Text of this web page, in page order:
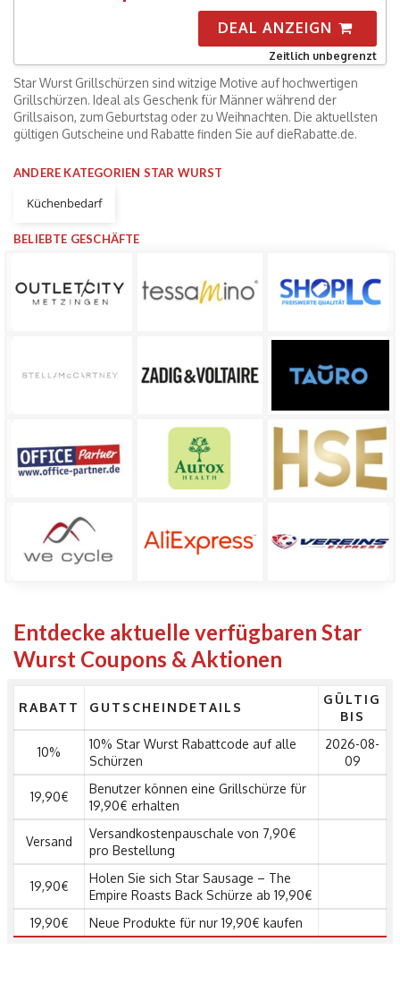
DEAL ANZEIGN
Zeitlich unbegrenzt
Star Wurst Grillschürzen sind witzige Motive auf hochwertigen
Grillschürzen. Ideal als Geschenk für Männer während der
Grillsaison, zum Geburtstag oder zu Weihnachten. Die aktuellsten
gültigen Gutscheine und Rabatte finden Sie auf dieRabatte.de.
ANDERE KATEGORIEN STAR WURST
Küchenbedarf
BELIEBTE GESCHÄFTE
Entdecke aktuelle verfügbaren Star
Wurst Coupons & Aktionen
RABATT GUTSCHEINDETAILS
GÜLTIG
BIS
10%
10% Star Wurst Rabattcode auf alle
Schürzen
2026-08-
09
19,90€
Benutzer können eine Grillschürze für
19,90€ erhalten
Versand
Versandkostenpauschale von 7,90€
pro Bestellung
19,90€
Holen Sie sich Star Sausage – The
Empire Roasts Back Schürze ab 19,90€
19,90€
Neue Produkte für nur 19,90€ kaufen